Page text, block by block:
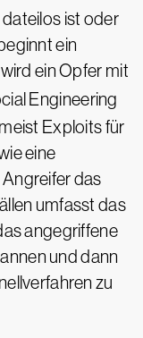
ist oder
ein
ein Opfer mit
Engineering
Exploits für
eine
das
umfasst das
angegriffene
und dann
zu